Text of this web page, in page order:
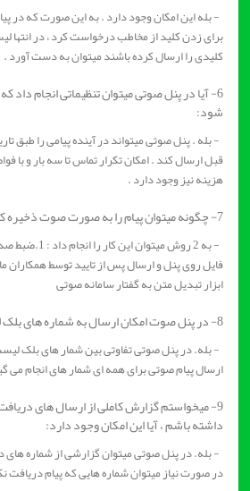
- بله این امکان وجود دارد . به این صورت که در
برای زدن کلید از مخاطب درخواست کرد ، در انتها
کلیدی را ارسال کرده باشند میتوان به دست آورد .
6- آیا در پنل صوتی میتوان تنظیماتی انجام داد که
شود:
- بله . پنل صوتی میتواند در آینده پیامی را طبق
قبل ارسال کند . امکان تکرار تماس تا سه بار و با
هزینه نیز وجود دارد .
- به 2 روش میتوان این
ابزار تبدیل متن به گفتار سامانه صوتی
- بله. در پنل صوتی تفاوتی بین شمار های بلک لیست
ارسال پیام صوتی برای همه ای شمار های انجام می
9- میخواستم گزارش کاملی از ارسال های
داشته باشم ، آیا این امکان وجود دارد:
- بله. در پنل صوتی میتوان گزارشی از شماره های
در صورت نیاز میتوان شماره هایی که پیام دریافت